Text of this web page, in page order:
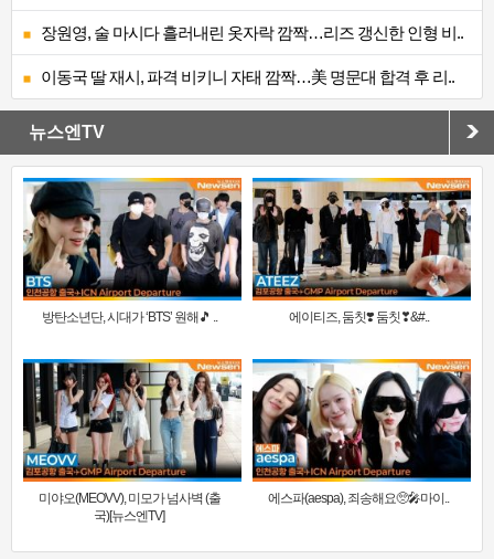
장원영, 술 마시다 흘러내린 옷자락 깜짝…리즈 갱신한 인형 비..
이동국 딸 재시, 파격 비키니 자태 깜짝…美 명문대 합격 후 리..
뉴스엔TV
방탄소년단, 시대가 ‘BTS’ 원해🎵 .. 에이티즈, 둠칫❣️ 둠칫❣&#..
미야오(MEOVV), 미모가 넘사벽 (출
국)[뉴스엔TV]
에스파(aespa), 죄송해요🥺🎤마이..